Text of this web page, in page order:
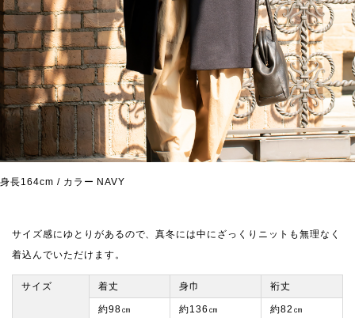
身長164cm / カラー NAVY
サイズ感にゆとりがあるので、真冬には中にざっくりニットも無理なく
着込んでいただけます。
サイズ 着丈 身巾 裄丈
約98㎝ 約136㎝ 約82㎝